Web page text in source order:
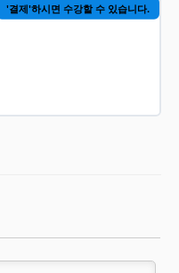
'결제'하시면 수강할 수 있습니다.